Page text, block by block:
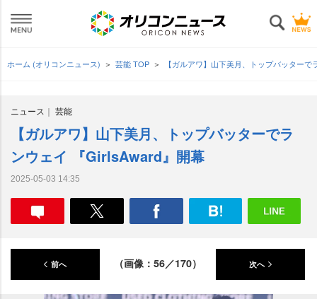
ホーム (オリコンニュース) 芸能 TOP 【ガルアワ】山下美月、トップバッター
ニュース 芸能
【ガルアワ】山下美月、トップバッターでラ
ンウェイ 『GirlsAward』開幕
2025-05-03 14:35
前へ （画像：56／170） 次へ